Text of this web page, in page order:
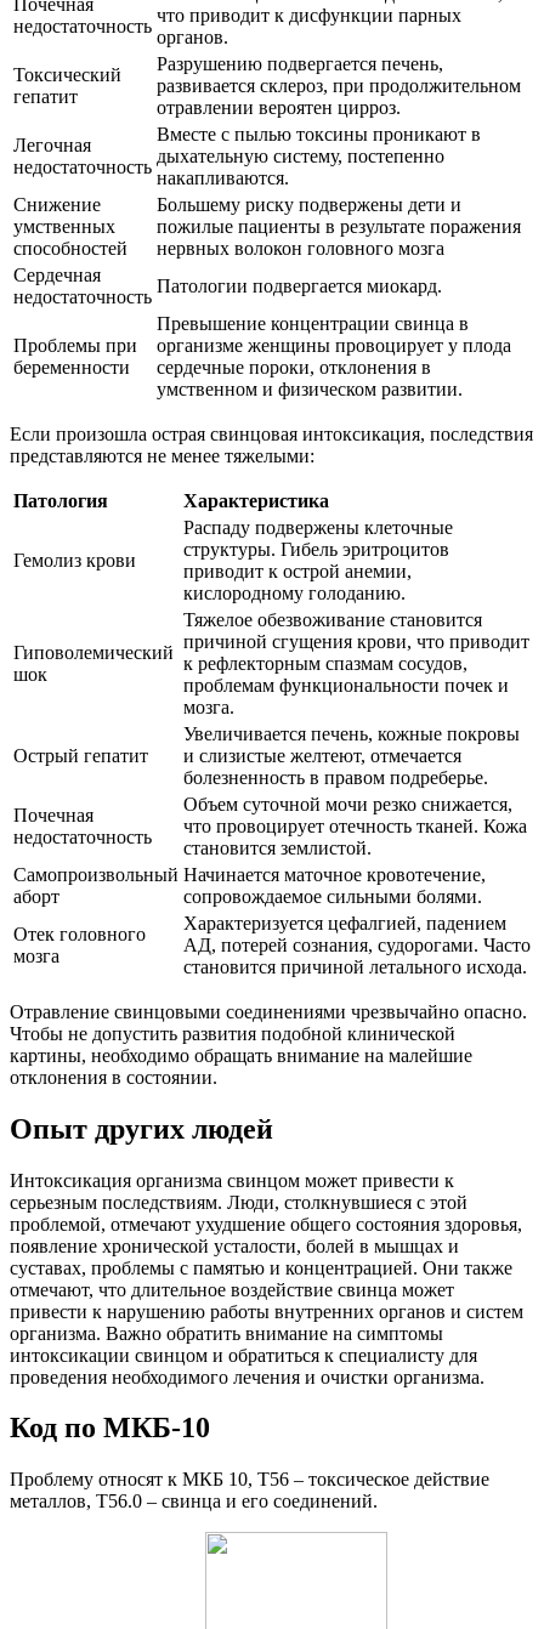
недостаточность
что приводит к дисфункции парных
органов.
Токсический
гепатит
Разрушению подвергается печень,
развивается склероз, при продолжительном
отравлении вероятен цирроз.
Легочная
недостаточность
Вместе с пылью токсины проникают в
дыхательную систему, постепенно
накапливаются.
Снижение
умственных
способностей
Большему риску подвержены дети и
пожилые пациенты в результате поражения
нервных волокон головного мозга
Сердечная
недостаточность
Патологии подвергается миокард.
Проблемы при
беременности
Превышение концентрации свинца в
организме женщины провоцирует у плода
сердечные пороки, отклонения в
умственном и физическом развитии.
Если произошла острая свинцовая интоксикация, последствия
представляются не менее тяжелыми:
Патология Характеристика
Гемолиз крови
Распаду подвержены клеточные
структуры. Гибель эритроцитов
приводит к острой анемии,
кислородному голоданию.
Гиповолемический
шок
Тяжелое обезвоживание становится
причиной сгущения крови, что приводит
к рефлекторным спазмам сосудов,
проблемам функциональности почек и
мозга.
Острый гепатит
Увеличивается печень, кожные покровы
и слизистые желтеют, отмечается
болезненность в правом подреберье.
Почечная
недостаточность
Объем суточной мочи резко снижается,
что провоцирует отечность тканей. Кожа
становится землистой.
Самопроизвольный
аборт
Начинается маточное кровотечение,
сопровождаемое сильными болями.
Отек головного
мозга
Характеризуется цефалгией, падением
АД, потерей сознания, судорогами. Часто
становится причиной летального исхода.
Отравление свинцовыми соединениями чрезвычайно опасно.
Чтобы не допустить развития подобной клинической
картины, необходимо обращать внимание на малейшие
отклонения в состоянии.
Опыт других людей
Интоксикация организма свинцом может привести к
серьезным последствиям. Люди, столкнувшиеся с этой
проблемой, отмечают ухудшение общего состояния здоровья,
появление хронической усталости, болей в мышцах и
суставах, проблемы с памятью и концентрацией. Они также
отмечают, что длительное воздействие свинца может
привести к нарушению работы внутренних органов и систем
организма. Важно обратить внимание на симптомы
интоксикации свинцом и обратиться к специалисту для
проведения необходимого лечения и очистки организма.
Код по МКБ-10
Проблему относят к МКБ 10, T56 – токсическое действие
металлов, T56.0 – свинца и его соединений.